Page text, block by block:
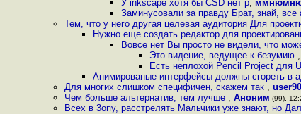
У inkscape хотя бы CSD нет p,
Заминусовали за правду Брат, знай, все
Тем, что у него другая целевая аудитория Для
Нужно еще создать редактор для
Вовсе нет Вы просто не видели, что
Это видение, ведущее к безумию ,
Есть неплохой Pencil Project для
Анимированые интерфейсы должны сгореть в
Для многих слишком специфичен, скажем так , user90
Чем больше альтернатив, тем лучше , Аноним (99),
Всех в 3опу, расстрелять Мальчики уже знают, но